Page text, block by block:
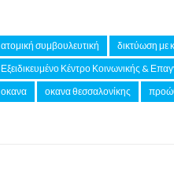
ατομική συμβουλευτική
δικτύωση με
Εξειδικευμένο Κέντρο Κοινωνικής &
οκανα
οκανα θεσσαλονίκης